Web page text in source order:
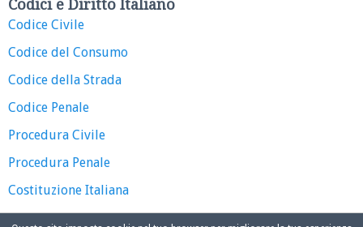
Codici e Diritto Italiano
Codice Civile
Codice del Consumo
Codice della Strada
Codice Penale
Procedura Civile
Procedura Penale
Costituzione Italiana